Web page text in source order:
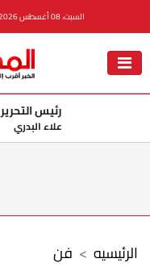
السبت، 08 أغسطس 2026
رئيس التحرير
علاء البدري
فن الرئيسيه